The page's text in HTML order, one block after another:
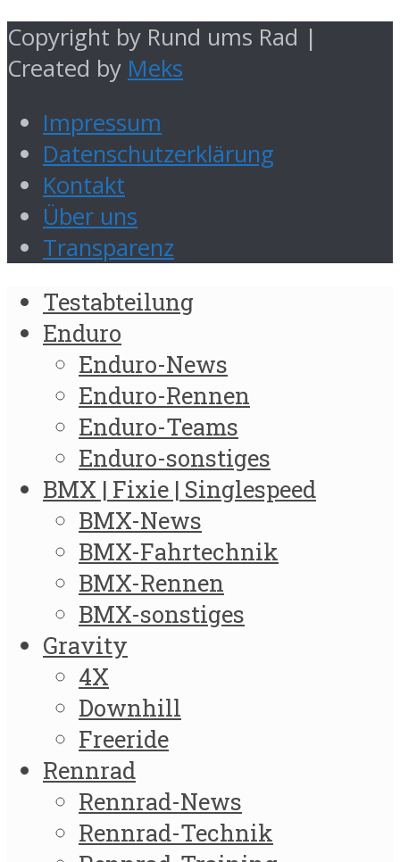
Copyright by Rund ums Rad |
Created by Meks
Impressum
Datenschutzerklärung
Kontakt
Über uns
Transparenz
Testabteilung
Enduro
Enduro-News
Enduro-Rennen
Enduro-Teams
Enduro-sonstiges
BMX | Fixie | Singlespeed
BMX-News
BMX-Fahrtechnik
BMX-Rennen
BMX-sonstiges
Gravity
4X
Downhill
Freeride
Rennrad
Rennrad-News
Rennrad-Technik